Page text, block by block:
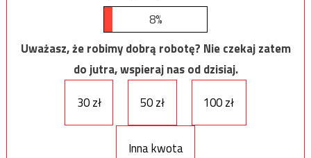
8%
Uważasz, że robimy dobrą robotę? Nie czekaj zatem
do jutra, wspieraj nas od dzisiaj.
30 zł
50 zł 100 zł
Inna kwota